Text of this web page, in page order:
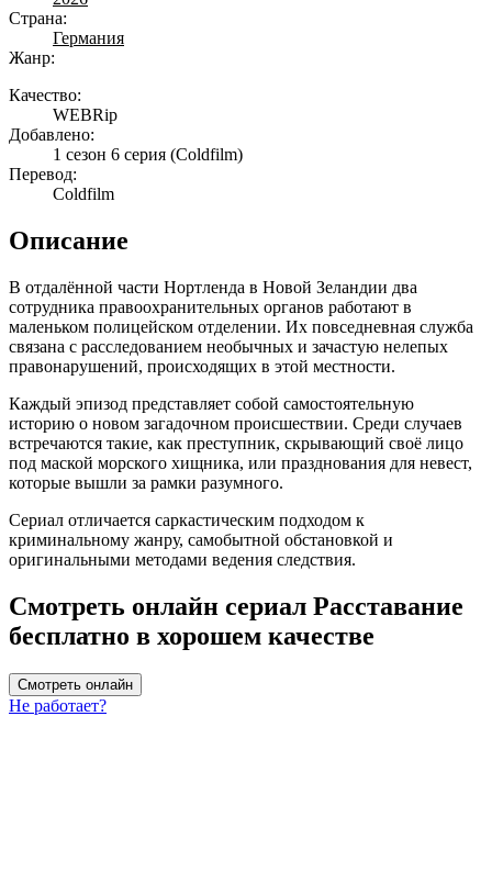
Страна:
Германия
Жанр:
Качество:
WEBRip
Добавлено:
1 сезон 6 серия (Coldfilm)
Перевод:
Coldfilm
Описание
В отдалённой части Нортленда в Новой Зеландии два
сотрудника правоохранительных органов работают в
маленьком полицейском отделении. Их повседневная служба
связана с расследованием необычных и зачастую нелепых
правонарушений, происходящих в этой местности.
Каждый эпизод представляет собой самостоятельную
историю о новом загадочном происшествии. Среди случаев
встречаются такие, как преступник, скрывающий своё лицо
под маской морского хищника, или празднования для невест,
которые вышли за рамки разумного.
Сериал отличается саркастическим подходом к
криминальному жанру, самобытной обстановкой и
оригинальными методами ведения следствия.
Смотреть онлайн сериал Расставание
бесплатно в хорошем качестве
Смотреть онлайн
Не работает?